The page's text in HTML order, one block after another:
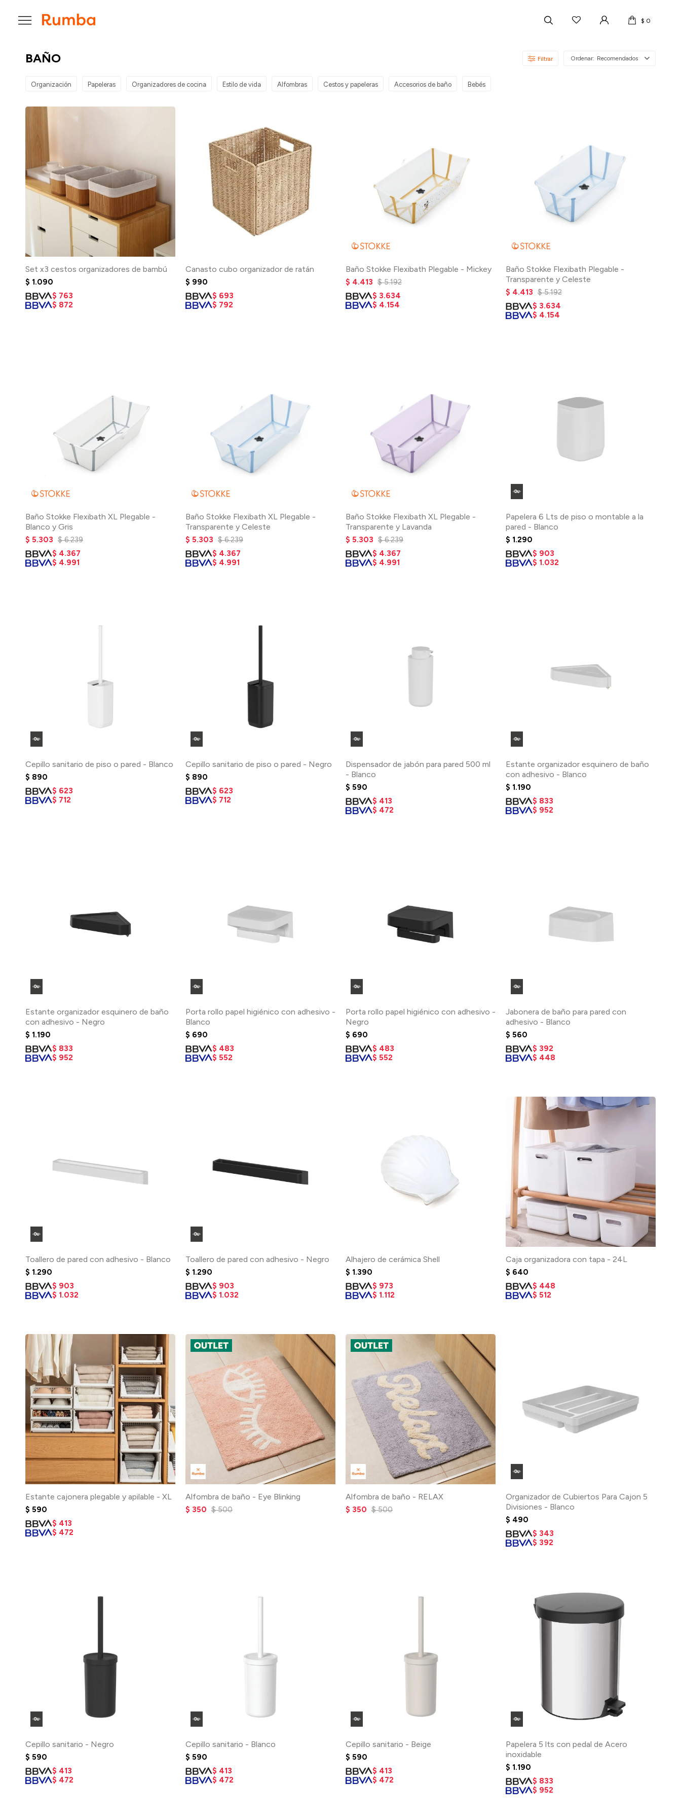
$ 0

BAÑO Recomendados
Organización Papeleras Organizadores de cocina Estilo de vida Alfombras Cestos y papeleras Accesorios de baño Bebés
Set x3 cestos organizadores de bambú
$ 1.090
$ 763
$ 872
Canasto cubo organizador de ratán
$ 990
$ 693
$ 792
Baño Stokke Flexibath Plegable - Mickey
$ 4.413 $ 5.192
$ 3.634
$ 4.154
Baño Stokke Flexibath Plegable -
Transparente y Celeste
$ 4.413 $ 5.192
$ 3.634
$ 4.154
Baño Stokke Flexibath XL Plegable -
Blanco y Gris
$ 5.303 $ 6.239
$ 4.367
$ 4.991
Baño Stokke Flexibath XL Plegable -
Transparente y Celeste
$ 5.303 $ 6.239
$ 4.367
$ 4.991
Baño Stokke Flexibath XL Plegable -
Transparente y Lavanda
$ 5.303 $ 6.239
$ 4.367
$ 4.991
Papelera 6 Lts de piso o montable a la
pared - Blanco
$ 1.290
$ 903
$ 1.032
Cepillo sanitario de piso o pared - Blanco
$ 890
$ 623
$ 712
Cepillo sanitario de piso o pared - Negro
$ 890
$ 623
$ 712
Dispensador de jabón para pared 500 ml
- Blanco
$ 590
$ 413
$ 472
Estante organizador esquinero de baño
con adhesivo - Blanco
$ 1.190
$ 833
$ 952
Estante organizador esquinero de baño
con adhesivo - Negro
$ 1.190
$ 833
$ 952
Porta rollo papel higiénico con adhesivo -
Blanco
$ 690
$ 483
$ 552
Porta rollo papel higiénico con adhesivo -
Negro
$ 690
$ 483
$ 552
Jabonera de baño para pared con
adhesivo - Blanco
$ 560
$ 392
$ 448
Toallero de pared con adhesivo - Blanco
$ 1.290
$ 903
$ 1.032
Toallero de pared con adhesivo - Negro
$ 1.290
$ 903
$ 1.032
Alhajero de cerámica Shell
$ 1.390
$ 973
$ 1.112
Caja organizadora con tapa - 24L
$ 640
$ 448
$ 512
Estante cajonera plegable y apilable - XL
$ 590
$ 413
$ 472
Alfombra de baño - Eye Blinking
$ 350 $ 500
Alfombra de baño - RELAX
$ 350 $ 500
Organizador de Cubiertos Para Cajon 5
Divisiones - Blanco
$ 490
$ 343
$ 392
Cepillo sanitario - Negro
$ 590
$ 413
$ 472
Cepillo sanitario - Blanco
$ 590
$ 413
$ 472
Cepillo sanitario - Beige
$ 590
$ 413
$ 472
Papelera 5 lts con pedal de Acero
inoxidable
$ 1.190
$ 833
$ 952